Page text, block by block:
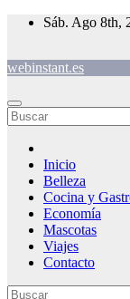
Saltar
Sáb. Ago 8th,
webinstant.es
Inicio
Belleza
Cocina y
Economía
Mascotas
Viajes
Contacto